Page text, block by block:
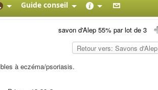
Guide conseil
savon d'Alep 55% par lot de 3
Retour vers: Savons d'Alep
à eczéma/psoriasis.